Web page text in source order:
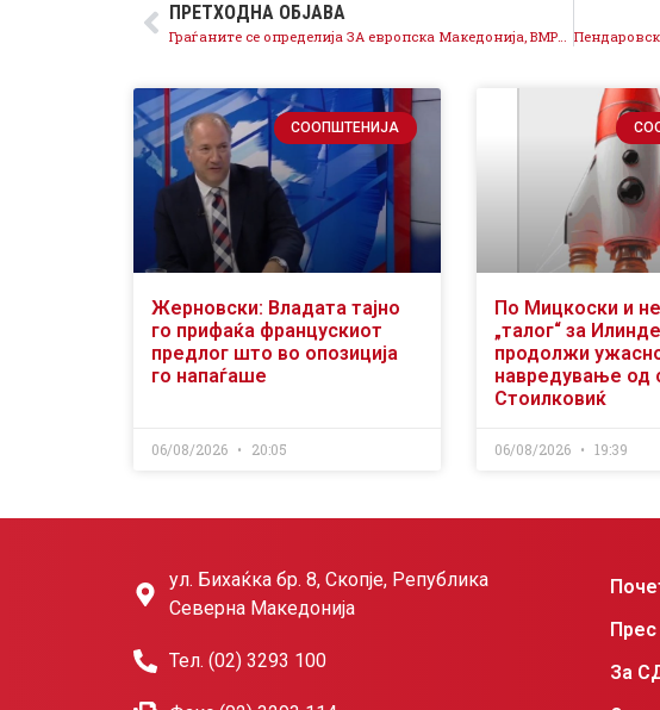
ПРЕТХОДНА ОБЈАВА
Граѓаните се определија ЗА европска Македонија, ВМРО-ДПМНЕ да излезе од матрицата на поделби и да се вклучи во процесот за ЕУ и НАТО
СООПШТЕНИЈА
Жерновски: Владата тајно
го прифаќа францускиот
предлог што во опозиција
го напаѓаше
06/08/2026 20:05
По Мицкоски и
„талог“ за
продолжи
навредување од
Стоилковиќ
06/08/2026 19:39
ул. Бихаќка бр. 8, Скопје, Република
Северна Македонија
Тел. (02) 3293 100
Прес
За